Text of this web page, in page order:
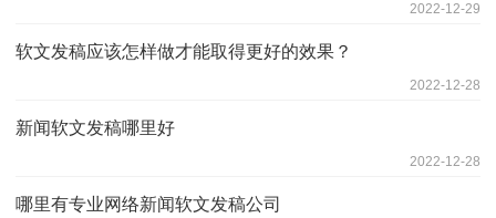
2022-12-29
软文发稿应该怎样做才能取得更好的效果？
2022-12-28
新闻软文发稿哪里好
2022-12-28
哪里有专业网络新闻软文发稿公司